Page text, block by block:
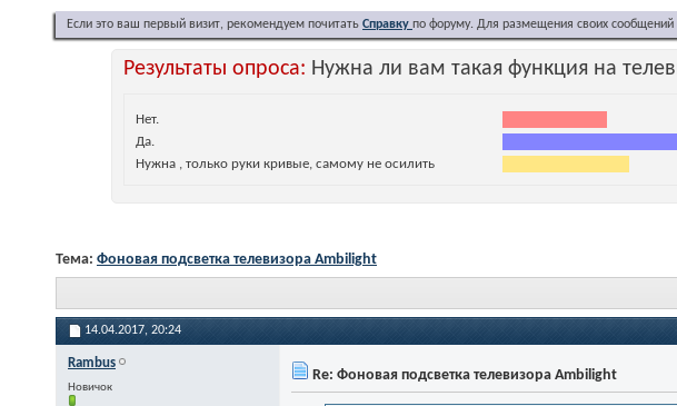
Если это ваш первый визит, рекомендуем почитать Справку по форуму. Для размещения своих
Результаты опроса: Нужна ли вам такая функция на
Нет.
Да.
Нужна , только руки кривые, самому не осилить
Тема: Фоновая подсветка телевизора Ambilight
14.04.2017, 20:24
Rambus
Новичок
Re: Фоновая подсветка телевизора Ambilight